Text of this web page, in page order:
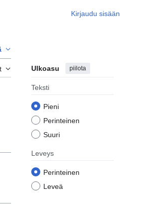
Kirjaudu sisään
Ulkoasu piilota
Teksti
Pieni
Perinteinen
Suuri
Leveys
Perinteinen
Leveä